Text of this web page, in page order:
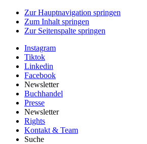
Zur Hauptnavigation springen
Zum Inhalt springen
Zur Seitenspalte springen
Instagram
Tiktok
Linkedin
Facebook
Newsletter
Buchhandel
Presse
Newsletter
Rights
Kontakt & Team
Suche